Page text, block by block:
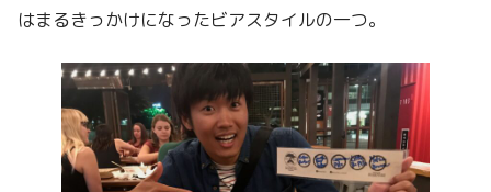
はまるきっかけになったビアスタイルの一つ。